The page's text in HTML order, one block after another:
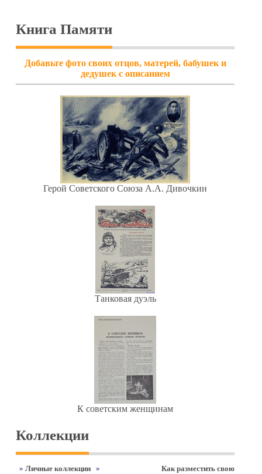
Книга Памяти
Добавьте фото своих отцов, матерей, бабушек и
дедушек с описанием
Герой Советского Союза А.А. Дивочкин
Танковая дуэль
К советским женщинам
Коллекции
» Личные коллекции »
Как разместить свою